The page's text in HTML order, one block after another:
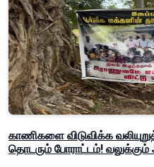
காணிகளை விடுவிக்க
தொடரும் போராட்டம்! வலுக்கும்